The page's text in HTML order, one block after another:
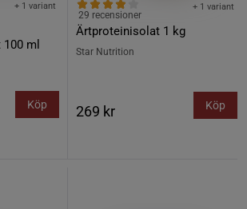
ml
+ 1 variant
Köp
Ärtproteinisolat 1 kg
+ 1 variant
29 recensioner
Star Nutrition
269 kr Köp